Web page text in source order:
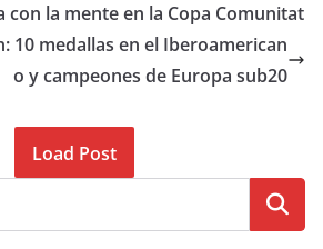
con la mente en la Copa Comunitat
10 medallas en el Iberoamerican
o y campeones de Europa sub20
Load Post